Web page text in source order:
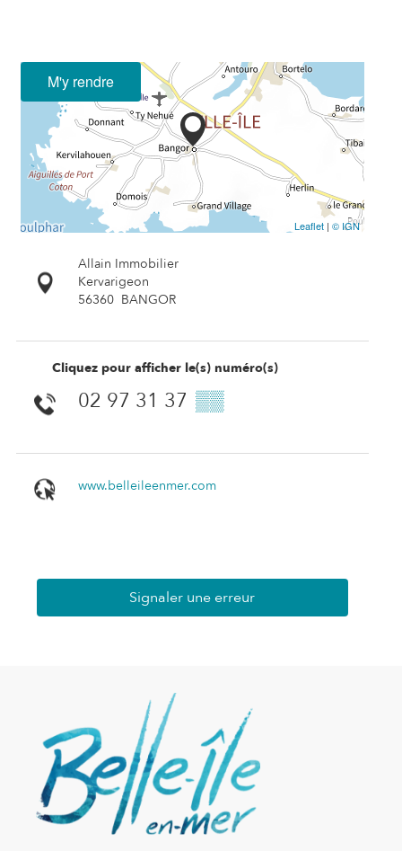
M'y rendre
Leaflet | © IGN
Allain Immobilier
Kervarigeon
56360 BANGOR
Cliquez pour afficher le(s) numéro(s)
02 97 31 37 ▒▒
www.belleileenmer.com
Signaler une erreur